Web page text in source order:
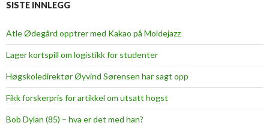
r
N
C
E
-
s
t
SISTE INNLEGG
Atle Ødegård opptrer med Kakao på Moldejazz
Lager kortspill om logistikk for studenter
Høgskoledirektør Øyvind Sørensen har sagt opp
Fikk forskerpris for artikkel om utsatt hogst
Bob Dylan (85) – hva er det med han?